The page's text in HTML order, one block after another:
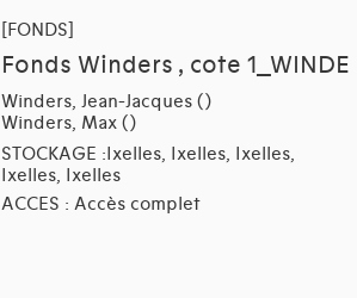
[FONDS]
Fonds Winders , cote 1_WINDE
Winders, Jean-Jacques ()
Winders, Max ()
STOCKAGE :Ixelles, Ixelles, Ixelles,
Ixelles, Ixelles
ACCES : Accès complet